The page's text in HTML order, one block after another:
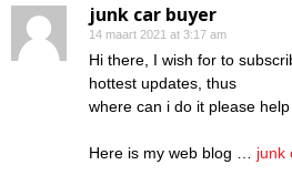
junk car buyer
14 maart 2021 at 3:17 am
Hi there, I wish for to
hottest updates, thus
where can i do it please
Here is my web blog … junk